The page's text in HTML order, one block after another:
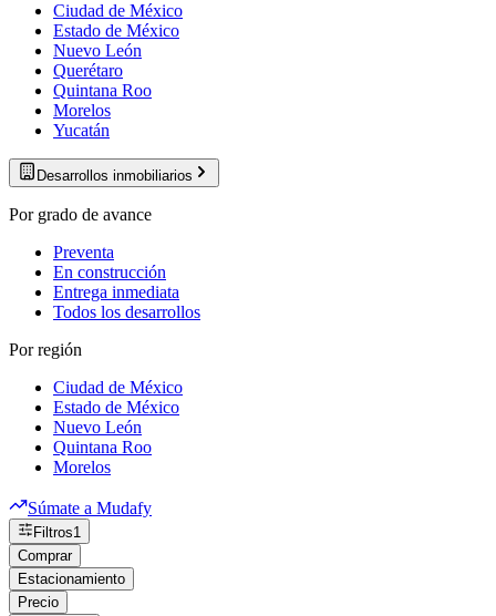
Ciudad de México
Estado de México
Nuevo León
Querétaro
Quintana Roo
Morelos
Yucatán
Desarrollos inmobiliarios
Por grado de avance
Preventa
En construcción
Entrega inmediata
Todos los desarrollos
Por región
Ciudad de México
Estado de México
Nuevo León
Quintana Roo
Morelos
Súmate a Mudafy
Filtros1
Comprar
Estacionamiento
Precio